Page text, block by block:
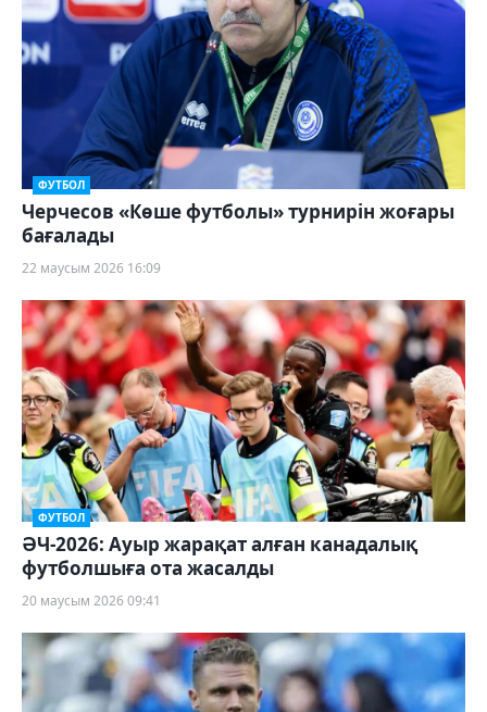
ФУТБОЛ
Черчесов «Көше футболы» турнирін жоғары
бағалады
22 маусым 2026 16:09
ФУТБОЛ
ӘЧ-2026: Ауыр жарақат алған канадалық
футболшыға ота жасалды
20 маусым 2026 09:41